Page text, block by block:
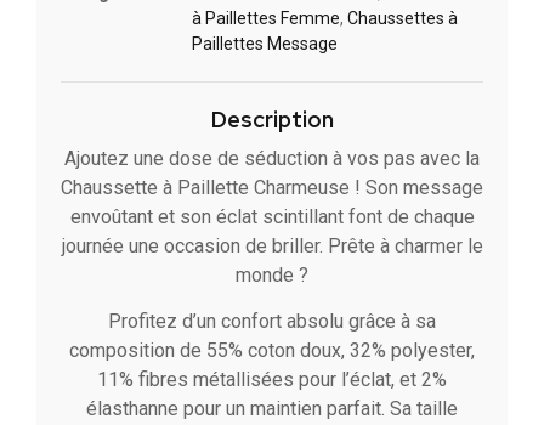
à Paillettes Femme, Chaussettes à
Paillettes Message​
Description
Ajoutez une dose de séduction à vos pas avec la
Chaussette à Paillette Charmeuse ! Son message
envoûtant et son éclat scintillant font de chaque
journée une occasion de briller. Prête à charmer le
monde ?
Profitez d’un confort absolu grâce à sa
composition de 55% coton doux, 32% polyester,
11% fibres métallisées pour l’éclat, et 2%
élasthanne pour un maintien parfait. Sa taille